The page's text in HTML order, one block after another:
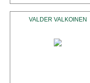
VALDER VALKOINEN